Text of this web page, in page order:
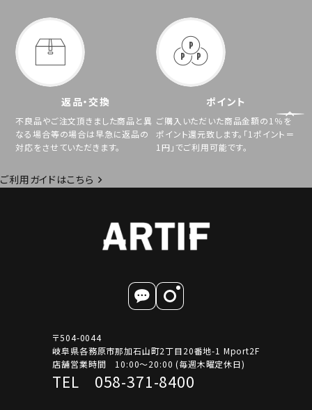
返品・交換
不良品やご注文頂きました商品と異
なる場合等の場合は早急に返品の
対応をさせていただきます。
ポイント
ご購入いただいた商品金額の1％を
ポイント還元致します。「1ポイント＝
1円」でご利用可能です。
ご利用ガイドはこちら
〒504-0044
岐阜県各務原市那加石山町2丁目20番地-1 Mport2F
店舗営業時間 10:00～20:00 (毎週木曜定休日)
TEL 058-371-8400